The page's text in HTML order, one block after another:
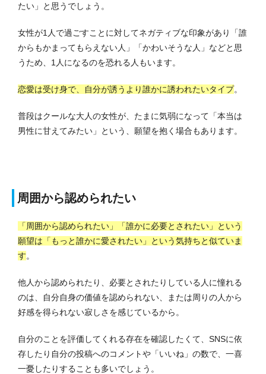
たい」と思うでしょう。
女性が1人で過ごすことに対してネガティブな印象があり「誰
からもかまってもらえない人」「かわいそうな人」などと思
うため、1人になるのを恐れる人もいます。
恋愛は受け身で、自分が誘うより誰かに誘われたいタイプ。
普段はクールな大人の女性が、たまに気弱になって「本当は
男性に甘えてみたい」という、願望を抱く場合もあります。
周囲から認められたい
「周囲から認められたい」「誰かに必要とされたい」という
願望は「もっと誰かに愛されたい」という気持ちと似ていま
す。
他人から認められたり、必要とされたりしている人に憧れる
のは、自分自身の価値を認められない、または周りの人から
好感を得られない寂しさを感じているから。
自分のことを評価してくれる存在を確認したくて、SNSに依
存したり自分の投稿へのコメントや「いいね」の数で、一喜
一憂したりすることも多いでしょう。